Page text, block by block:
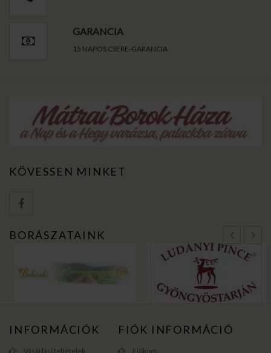
GARANCIA
15 NAPOS CSERE-GARANCIA
KÖVESSEN MINKET
BORÁSZATAINK
INFORMÁCIÓK
Vásárlási feltételek
FIÓK INFORMÁCIÓ
Fiókom